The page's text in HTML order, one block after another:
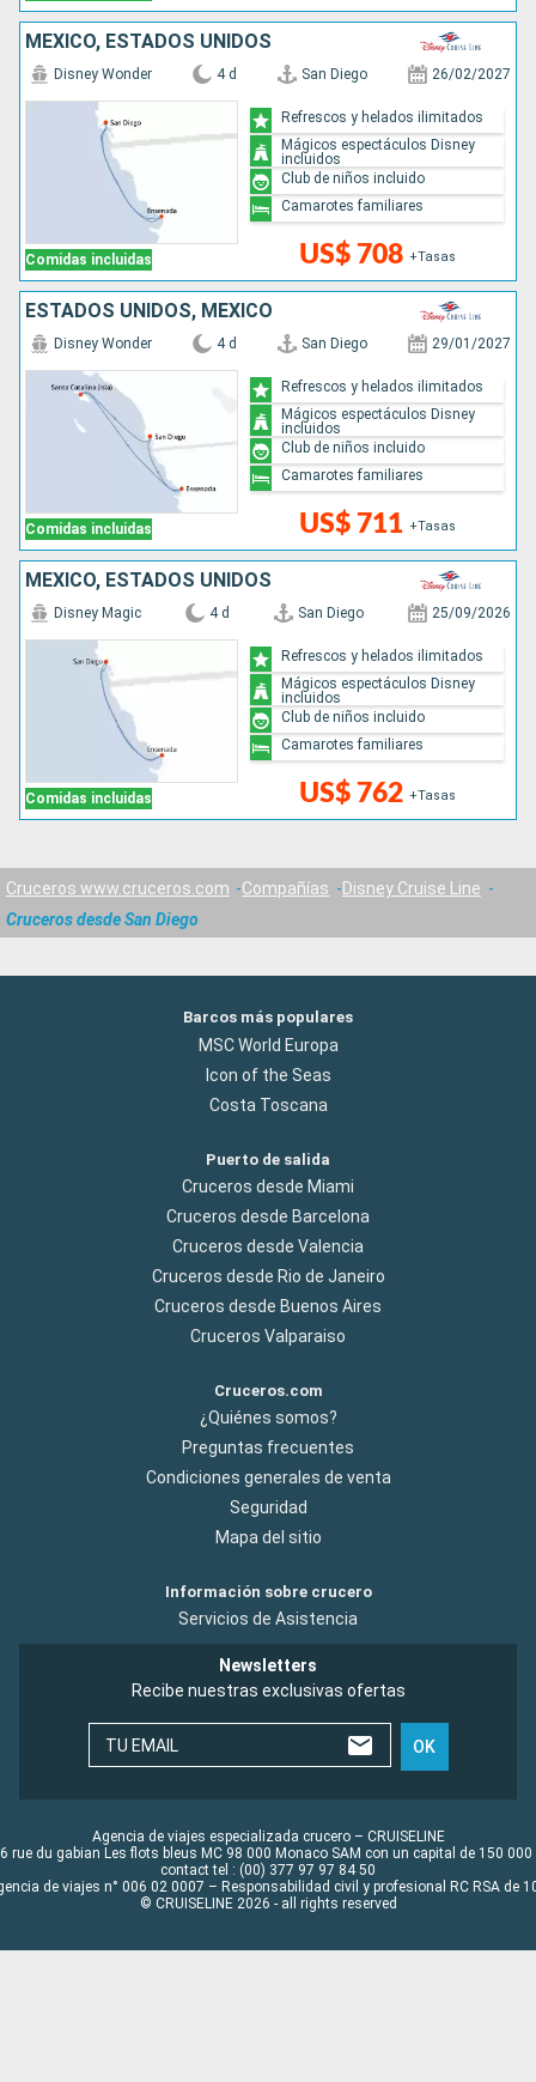
MÉXICO, ESTADOS UNIDOS
Comidas incluidas
Disney Wonder 4 d San Diego 26/02/2027
US$ 708 +Tasas
Refrescos y helados ilimitados
Mágicos espectáculos Disney
incluidos
Club de niños incluido
Camarotes familiares
ESTADOS UNIDOS, MÉXICO
Comidas incluidas
Disney Wonder 4 d San Diego 29/01/2027
US$ 711 +Tasas
Refrescos y helados ilimitados
Mágicos espectáculos Disney
incluidos
Club de niños incluido
Camarotes familiares
MÉXICO, ESTADOS UNIDOS
Comidas incluidas
Disney Magic 4 d San Diego 25/09/2026
US$ 762 +Tasas
Refrescos y helados ilimitados
Mágicos espectáculos Disney
incluidos
Club de niños incluido
Camarotes familiares
Cruceros www.cruceros.com Compañías
Disney Cruise Line
Cruceros desde San Diego
Barcos más populares
MSC World Europa
Icon of the Seas
Costa Toscana
Puerto de salida
Cruceros desde Miami
Cruceros desde Barcelona
Cruceros desde Valencia
Cruceros desde Rio de Janeiro
Cruceros desde Buenos Aires
Cruceros Valparaiso
Cruceros.com
¿Quiénes somos?
Preguntas frecuentes
Condiciones generales de venta
Seguridad
Mapa del sitio
Información sobre crucero
Servicios de Asistencia
Newsletters
Recibe nuestras exclusivas ofertas
TU EMAIL OK
Agencia de viajes especializada crucero – CRUISELINE
rue du gabian Les flots bleus MC 98 000 Monaco SAM con un capital de 150 000
contact tel : (00) 377 97 97 84 50
de viajes n° 006 02 0007 – Responsabilidad civil y profesional RC RSA de
© CRUISELINE 2026 - all rights reserved